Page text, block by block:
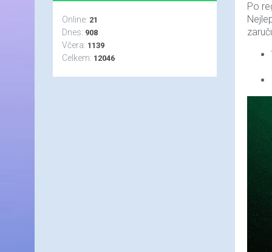
Po
Online: 21
Dnes: 908
Včera: 1139
Celkem: 12046